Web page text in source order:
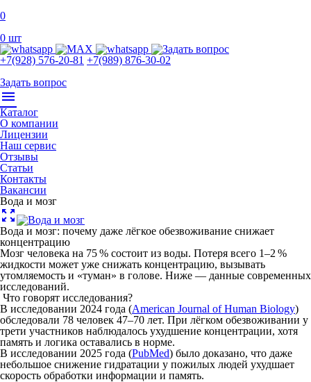
0
0 шт
+7(928) 576-20-81 +7(989) 876-30-02
Задать вопрос
menu
Каталог
О компании
Лицензии
Наш сервис
Отзывы
Статьи
Контакты
Вакансии
Вода и мозг
zoom_out_map
Вода и мозг: почему даже лёгкое обезвоживание снижает
концентрацию
Мозг человека на 75 % состоит из воды. Потеря всего 1–2 %
жидкости может уже снижать концентрацию, вызывать
утомляемость и «туман» в голове. Ниже — данные современных
исследований.
Что говорят исследования?
В исследовании 2024 года (American Journal of Human Biology)
обследовали 78 человек 47–70 лет. При лёгком обезвоживании у
трети участников наблюдалось ухудшение концентрации, хотя
память и логика оставались в норме.
В исследовании 2025 года (PubMed) было доказано, что даже
небольшое снижение гидратации у пожилых людей ухудшает
скорость обработки информации и память.